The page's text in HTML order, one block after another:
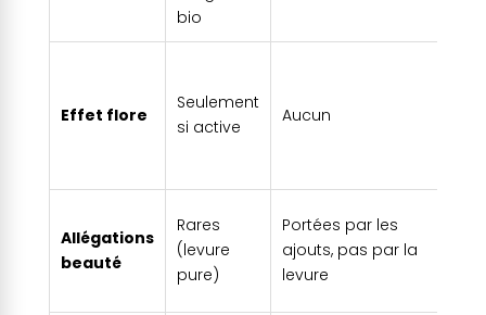
bio
Effet flore
Seulement
si active
Aucun
Allégations
beauté
Rares
(levure
pure)
Portées par les
ajouts, pas par la
levure